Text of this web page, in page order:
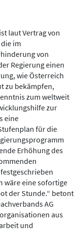
laut Vertrag von
im
von
Regierung einen
wie Österreich
zu bekämpfen,
zum weltweit
zur
eine
für die
Erhöhung des
wäre eine sofortige
der Stunde.“ betont
AG
aus
und